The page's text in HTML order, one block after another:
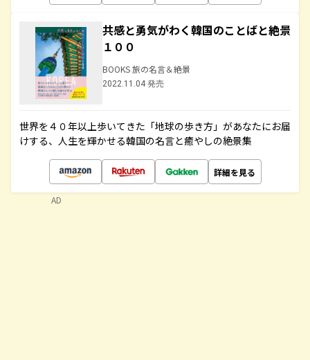
共感と勇気がわく韓国のことばと絶景
１００
BOOKS 旅の名言＆絶景
2022.11.04 発売
世界を４０年以上歩いてきた「地球の歩き方」があなたにお届
けする、人生を輝かせる韓国の名言と癒やしの絶景集
詳細を見る
AD